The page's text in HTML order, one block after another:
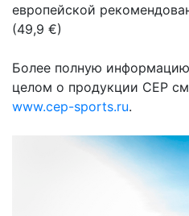
европейской
(49,9 €)
Более полную
целом о продукции CEP
www.cep-sports.ru.